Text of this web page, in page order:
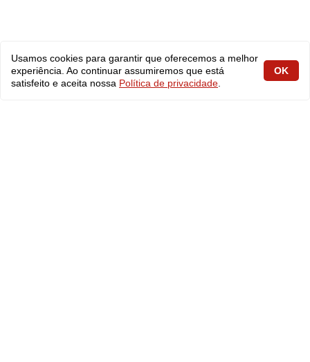
Usamos cookies para garantir que oferecemos a melhor
experiência. Ao continuar assumiremos que está
satisfeito e aceita nossa Política de privacidade
OK